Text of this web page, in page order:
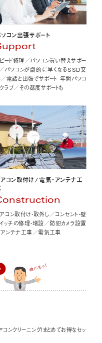
コン出張サポート
ード修理／パソコン買い替えサポー
パソコンが劇的に早くなるSSD交
電話と出張でサポート 年間パソコ
ラブ／その都度サポートも
コン取付け/電気・アンテナ工
コン取付け・取外し／コンセント・壁
ッチの修理・増設／防犯カメラ設置
アンテナ工事／電気工事
ンクリーニング！まとめてお得なセッ